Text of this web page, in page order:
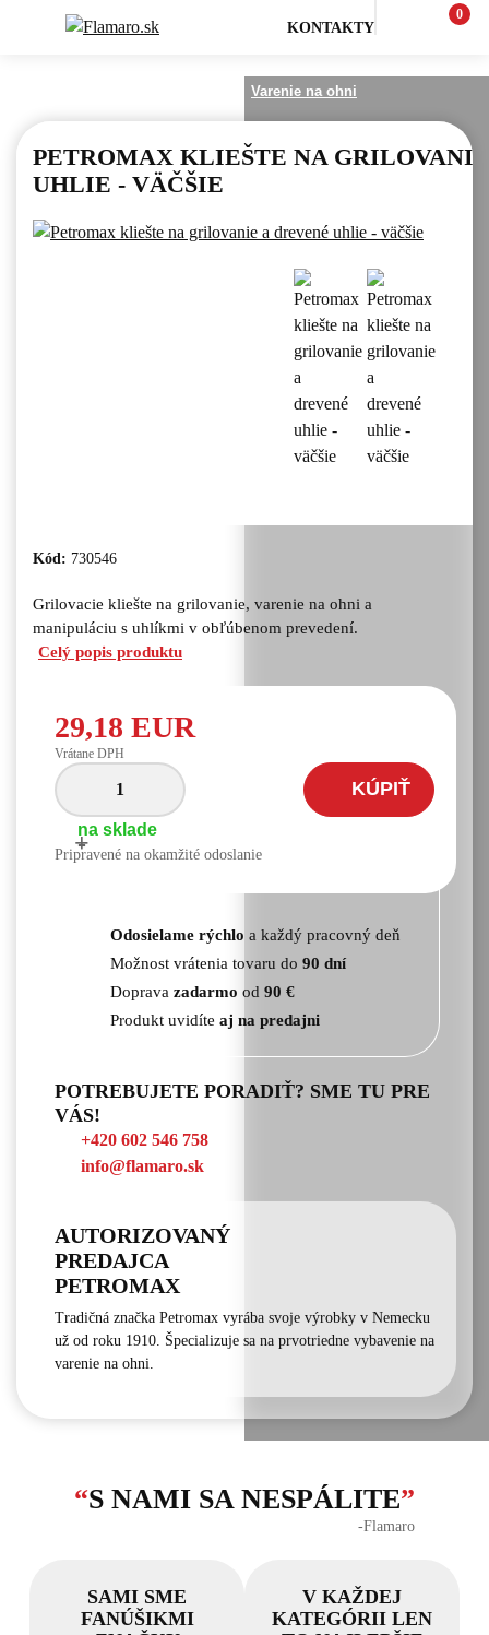
KONTAKTY
0
Varenie na ohni
PETROMAX KLIEŠTE NA
UHLIE - VÄČŠIE
Kód: 730546
Grilovacie kliešte na grilovanie, varenie na ohni a
manipuláciu s uhlíkmi v obľúbenom prevedení.
Celý popis produktu
29,18 EUR
Vrátane DPH
-
+
KÚPIŤ
na sklade
Pripravené na okamžité odoslanie
Odosielame rýchlo a každý pracovný deň
Možnost vrátenia tovaru do 90 dní
Doprava zadarmo od 90 €
Produkt uvidíte aj na predajni
POTREBUJETE PORADIŤ? SME TU PRE
VÁS!
+420 602 546 758
info@flamaro.sk
AUTORIZOVANÝ
PREDAJCA
PETROMAX
Tradičná značka Petromax vyrába svoje výrobky v Nemecku
už od roku 1910. Špecializuje sa na prvotriedne vybavenie na
varenie na ohni.
“S NAMI SA NESPÁLITE”
‐Flamaro
SAMI SME
FANÚŠIKMI
V KAŽDEJ
KATEGÓRII LEN